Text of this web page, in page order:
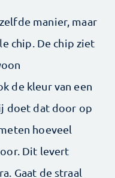
manier, maar
chip. De chip ziet
de kleur van een
doet dat door op
hoeveel
Dit levert
Gaat de straal